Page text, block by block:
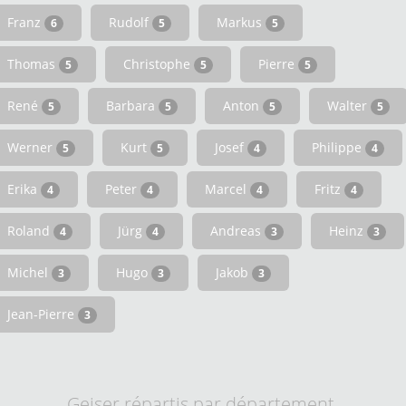
Franz 6 Rudolf 5 Markus 5
Thomas 5 Christophe 5 Pierre 5
René 5 Barbara 5 Anton 5 Walter 5
Werner 5 Kurt 5 Josef 4 Philippe 4
Erika 4 Peter 4 Marcel 4 Fritz 4
Roland 4 Jürg 4 Andreas 3 Heinz 3
Michel 3 Hugo 3 Jakob 3
Jean-Pierre 3